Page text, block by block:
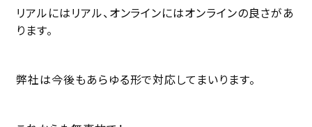
リアルにはリアル、オンラインにはオンラインの良さがあ
ります。
弊社は今後もあらゆる形で対応してまいります。